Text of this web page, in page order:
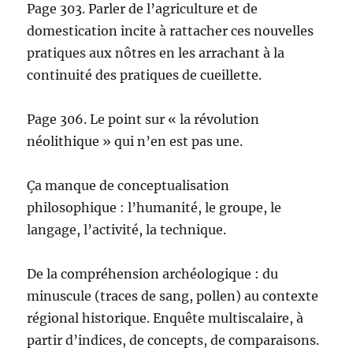
Page 303. Parler de l’agriculture et de
domestication incite à rattacher ces nouvelles
pratiques aux nôtres en les arrachant à la
continuité des pratiques de cueillette.
Page 306. Le point sur « la révolution
néolithique » qui n’en est pas une.
Ça manque de conceptualisation
philosophique : l’humanité, le groupe, le
langage, l’activité, la technique.
De la compréhension archéologique : du
minuscule (traces de sang, pollen) au contexte
régional historique. Enquête multiscalaire, à
partir d’indices, de concepts, de comparaisons.